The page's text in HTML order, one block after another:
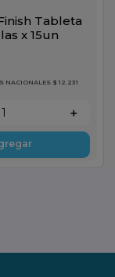
Tableta
x 15un
NACIONALES $ 12.231
＋